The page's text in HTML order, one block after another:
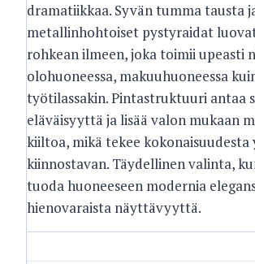
dramatiikkaa. Syvän tumma tausta
metallinhohtoiset pystyraidat
rohkean ilmeen, joka toimii upeasti
olohuoneessa, makuuhuoneessa
työtilassakin. Pintastruktuuri antaa
eläväisyyttä ja lisää valon mukaan
kiiltoa, mikä tekee kokonaisuudesta
kiinnostavan. Täydellinen valinta,
tuoda huoneeseen modernia
hienovaraista näyttävyyttä.